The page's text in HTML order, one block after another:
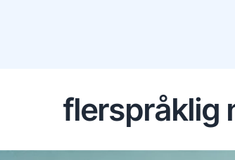
flerspråklig